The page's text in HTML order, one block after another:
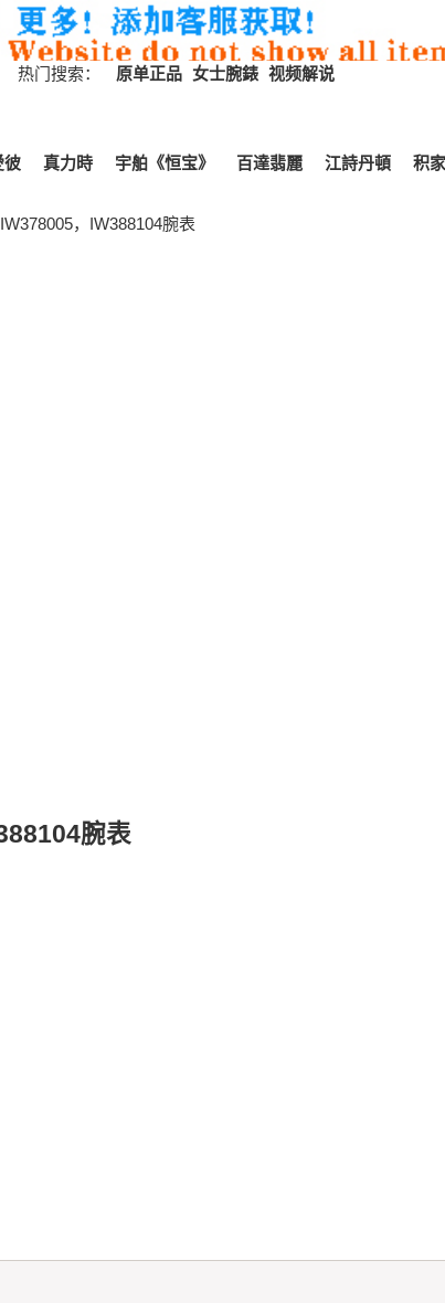
热门搜索： 原单正品 女士腕錶 视频解说
彼 真力時 宇舶《恒宝》 百達翡麗 江詩丹頓 积家
，IW388104腕表
腕表